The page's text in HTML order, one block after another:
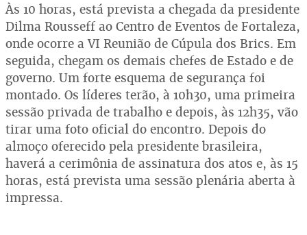
Às 10 horas, está prevista a chegada da presidente
Dilma Rousseff ao Centro de Eventos de Fortaleza,
onde ocorre a VI Reunião de Cúpula dos Brics. Em
seguida, chegam os demais chefes de Estado e de
governo. Um forte esquema de segurança foi
montado. Os líderes terão, à 10h30, uma primeira
sessão privada de trabalho e depois, às 12h35, vão
tirar uma foto oficial do encontro. Depois do
almoço oferecido pela presidente brasileira,
haverá a cerimônia de assinatura dos atos e, às 15
horas, está prevista uma sessão plenária aberta à
impressa.